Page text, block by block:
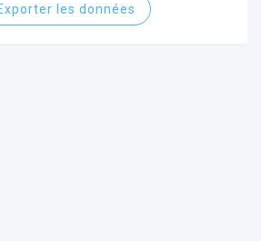
les données